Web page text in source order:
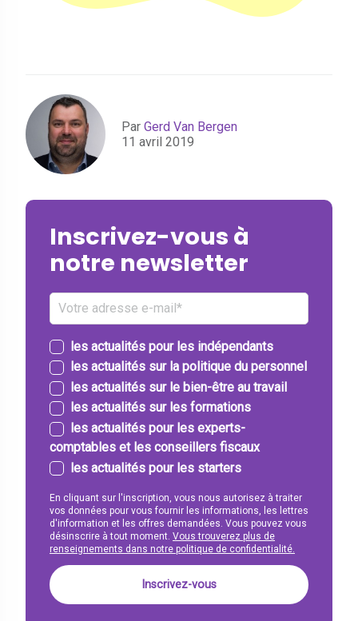
Par Gerd Van Bergen
11 avril 2019
Inscrivez-vous à
notre newsletter
les actualités pour les indépendants
les actualités sur la politique du personnel
les actualités sur le bien-être au travail
les actualités sur les formations
les actualités pour les experts-
comptables et les conseillers fiscaux
les actualités pour les starters
En cliquant sur l'inscription, vous nous autorisez à traiter
vos données pour vous fournir les informations, les lettres
d'information et les offres demandées. Vous pouvez vous
désinscrire à tout moment. Vous trouverez plus de
renseignements dans notre politique de confidentialité.